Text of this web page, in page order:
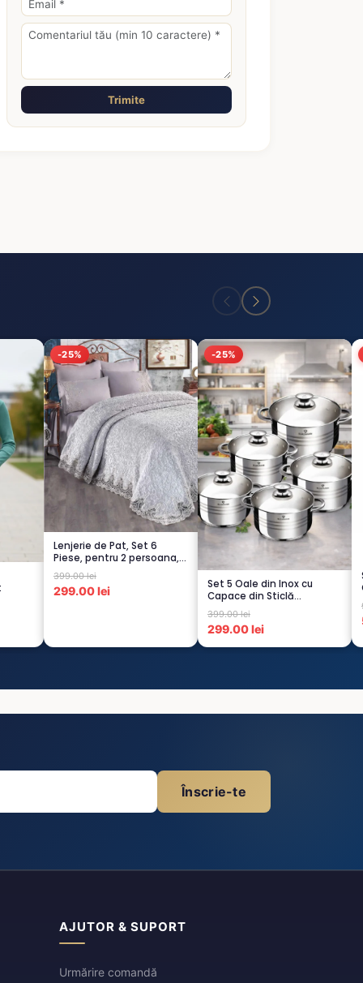
Trimite
-25%
Lenjerie de Pat, Set 6
Piese, pentru 2 persoana,
GRI -1...
399.00 lei
299.00 lei
-25%
Set 5 Oale din Inox cu
Capace din Sticlă
Termorezistent...
399.00 lei
299.00 lei
Înscrie-te
AJUTOR & SUPORT
Urmărire comandă